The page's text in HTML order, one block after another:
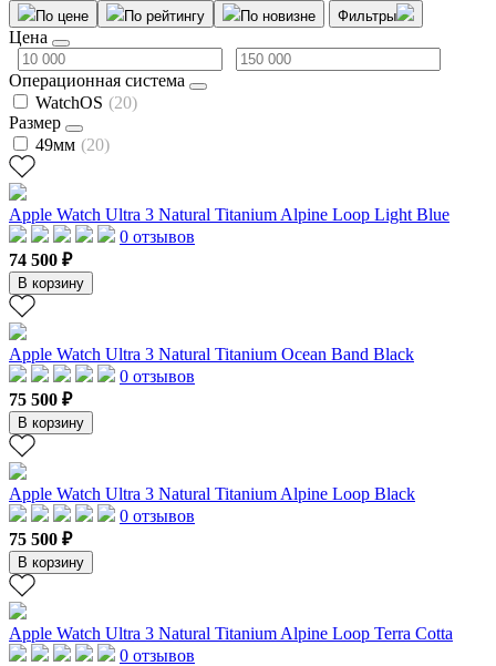
По цене По рейтингу По новизне Фильтры
Цена
Операционная система
WatchOS (20)
Размер
49мм (20)
Apple Watch Ultra 3 Natural Titanium Alpine Loop Light Blue
0 отзывов
74 500 ₽
В корзину
Apple Watch Ultra 3 Natural Titanium Ocean Band Black
0 отзывов
75 500 ₽
В корзину
Apple Watch Ultra 3 Natural Titanium Alpine Loop Black
0 отзывов
75 500 ₽
В корзину
Apple Watch Ultra 3 Natural Titanium Alpine Loop Terra Cotta
0 отзывов